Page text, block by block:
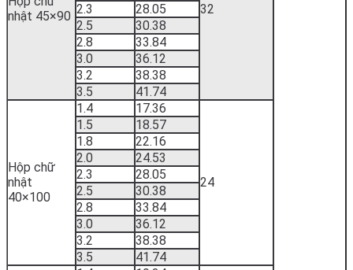
nhật 45×90
32
2.3
28.05
2.5
30.38
2.8
33.84
3.0
36.12
3.2
38.38
3.5
41.74
Hộp chữ
nhật
40×100
1.4 17.36
24
1.5
18.57
1.8
22.16
2.0
24.53
2.3
28.05
2.5
30.38
2.8
33.84
3.0
36.12
3.2
38.38
3.5
41.74